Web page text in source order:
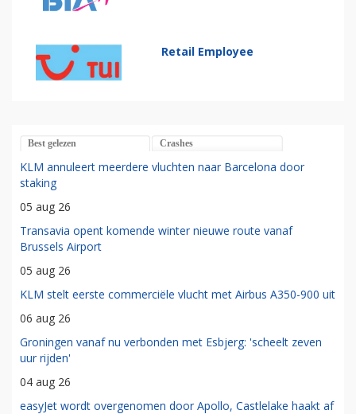
Retail Employee
Best gelezen Crashes
KLM annuleert meerdere vluchten naar Barcelona door
staking
05 aug 26
Transavia opent komende winter nieuwe route vanaf
Brussels Airport
05 aug 26
KLM stelt eerste commerciële vlucht met Airbus A350-900 uit
06 aug 26
Groningen vanaf nu verbonden met Esbjerg: 'scheelt zeven
uur rijden'
04 aug 26
easyJet wordt overgenomen door Apollo, Castlelake haakt af